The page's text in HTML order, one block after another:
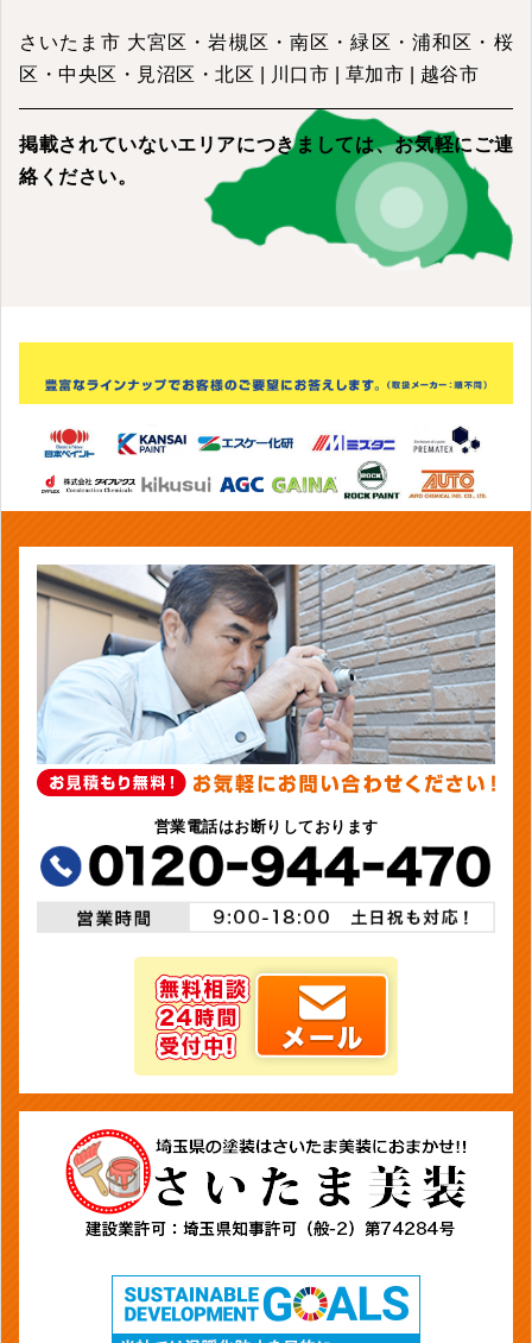
さいたま市 大宮区・岩槻区・南区・緑区・浦和区・桜
区・中央区・見沼区・北区 | 川口市 | 草加市 | 越谷市
掲載されていないエリアにつきましては、お気軽にご連
絡ください。
営業電話はお断りしております